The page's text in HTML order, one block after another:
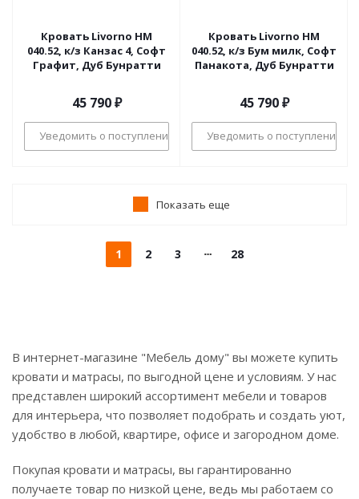
Кровать Livorno НМ
040.52, к/з Канзас 4, Софт
Графит, Дуб Бунратти
45 790₽
Уведомить о поступлении
Кровать Livorno НМ
040.52, к/з Бум милк, Софт
Панакота, Дуб Бунратти
45 790₽
Уведомить о поступлении
Показать еще
1 2 3 28
В интернет-магазине "Мебель дому" вы можете купить
кровати и матрасы, по выгодной цене и условиям. У нас
представлен широкий ассортимент мебели и товаров
для интерьера, что позволяет подобрать и создать уют,
удобство в любой, квартире, офисе и загородном доме.
Покупая кровати и матрасы, вы гарантированно
получаете товар по низкой цене, ведь мы работаем со